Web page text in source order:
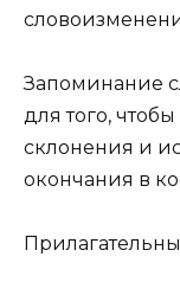
Запоминание
для того,
склонения и
окончания в